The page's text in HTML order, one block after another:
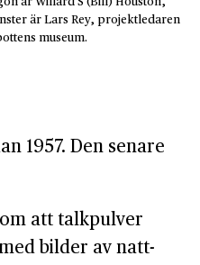
är Lars Rey, projektledaren
museum.
1957. Den senare
att talk­pulver
bilder av natt­